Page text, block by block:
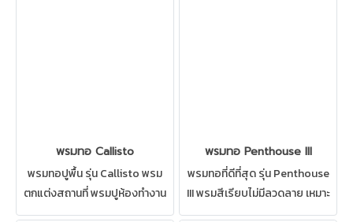
พรมทอ Callisto
พรมทอปูพื้น รุ่น Callisto พรม
ตกแต่งสถานที่ พรมปูห้องทำงาน
เหมาะสำหรับ ห้องทำงาน ห้อง
พรมทอ Penthouse III
พรมทอที่ดีที่สุด รุ่น Penthouse
III พรมสีเรียบไม่มีลวดลาย เหมาะ
สำหรับ ห้องทำงาน ห้องประชุม